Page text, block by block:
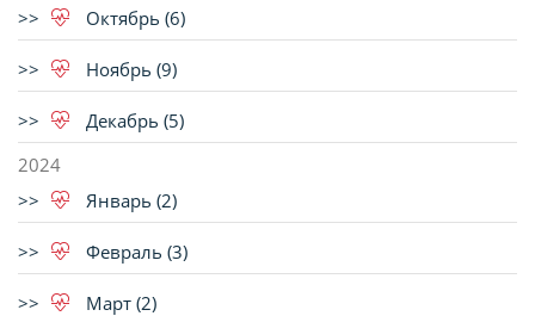
Октябрь (6)
Ноябрь (9)
Декабрь (5)
2024
Январь (2)
Февраль (3)
Март (2)